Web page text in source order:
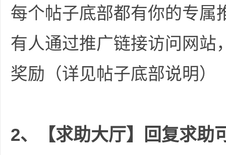
每个帖子底部都有你的专属
有人通过推广链接访问网站
奖励（详见帖子底部说明）
2、【求助大厅】回复求助